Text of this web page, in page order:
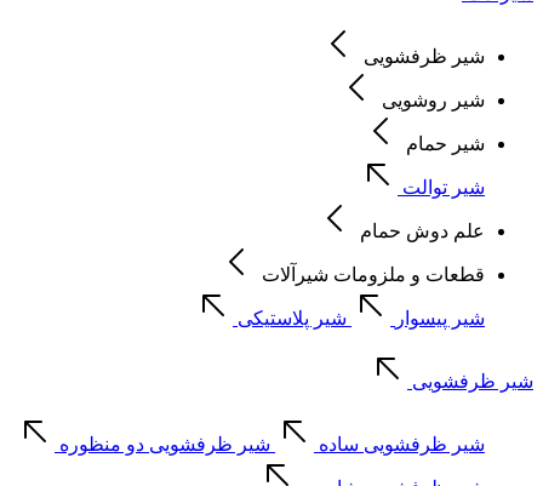
شیر ظرفشویی
شیر روشویی
شیر حمام
شیر توالت
علم دوش حمام
قطعات و ملزومات شیرآلات
شیر پیسوار شیر پلاستیکی
شیر ظرفشویی
شیر ظرفشویی ساده شیر ظرفشویی دو منظوره